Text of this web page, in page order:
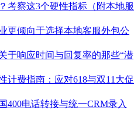
考察这3个硬性指标（附本地服
更倾向于选择本地客服外包公
于响应时间与回复率的那些“潜
计费指南：应对618与双11大促
400电话转接与统一CRM录入